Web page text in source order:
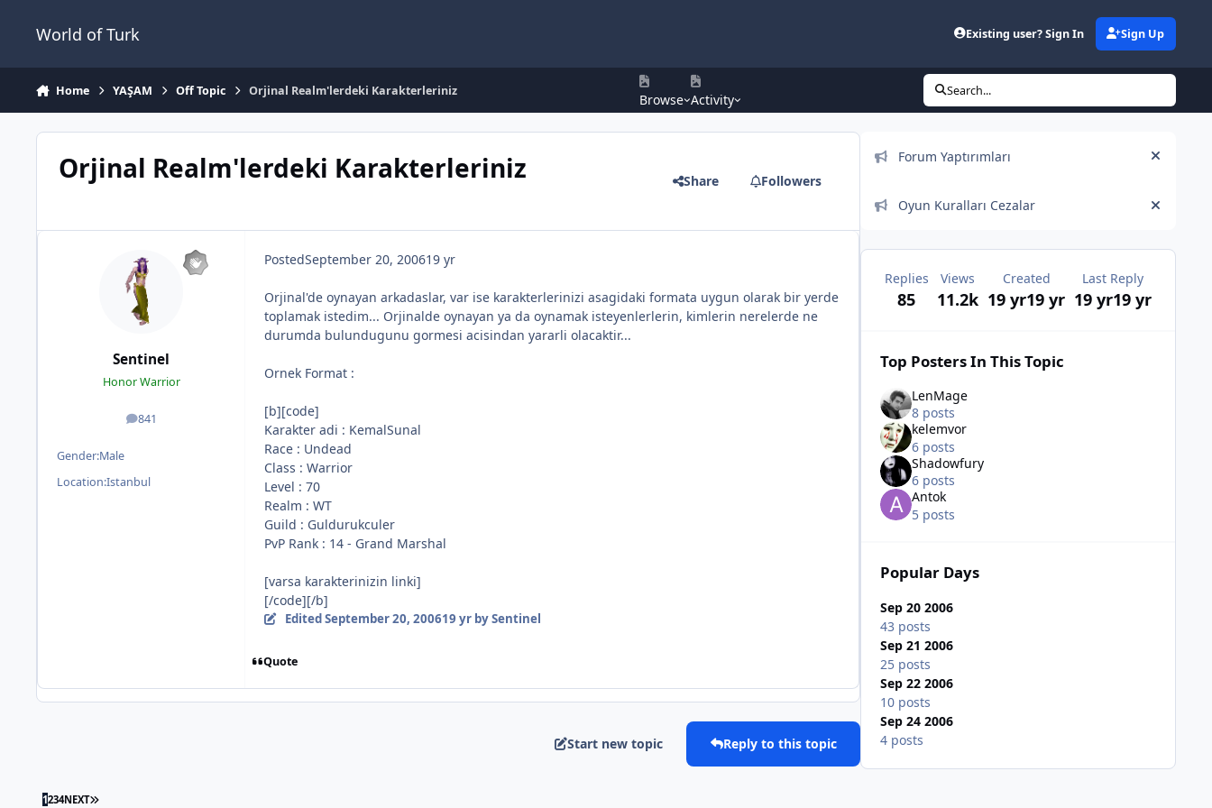
World of Turk Existing user? Sign In Sign Up
Home YAŞAM Off Topic Orjinal Realm'lerdeki Karakterleriniz
Browse Activity
Search...
Orjinal Realm'lerdeki Karakterleriniz Share Followers
Sentinel
Honor Warrior
841
posts
Gender:Male
Location:Istanbul
PostedSeptember 20, 200619 yr
Orjinal'de oynayan arkadaslar, var ise karakterlerinizi asagidaki formata uygun olarak bir yerde
toplamak istedim... Orjinalde oynayan ya da oynamak isteyenlerlerin, kimlerin nerelerde ne
durumda bulundugunu gormesi acisindan yararli olacaktir...
Ornek Format :
[b][code]
Karakter adi : KemalSunal
Race : Undead
Class : Warrior
Level : 70
Realm : WT
Guild : Guldurukculer
PvP Rank : 14 - Grand Marshal
[varsa karakterinizin linki]
[/code][/b]
EditedSeptember 20, 200619 yrby Sentinel
Quote
Start new topic Reply to this topic
1234NEXT
Announcements
Forum Yaptırımları
Hide
Oyun Kuralları Cezalar Hide
Replies
85
Views
11.2k
Created
19 yr19 yr
Last Reply
19 yr19 yr
Top Posters In This Topic
LenMage
8 posts
kelemvor
6 posts
Shadowfury
6 posts
Antok
5 posts
Popular Days
Sep 20 2006
43 posts
Sep 21 2006
25 posts
Sep 22 2006
10 posts
Sep 24 2006
4 posts